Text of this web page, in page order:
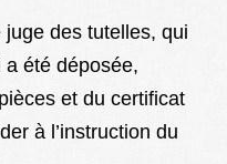
des tutelles, qui
été déposée,
et du certificat
à l’instruction du